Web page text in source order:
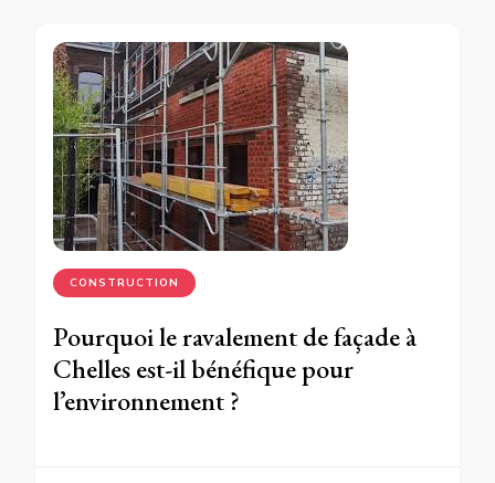
CONSTRUCTION
Pourquoi le ravalement de façade à
Chelles est-il bénéfique pour
l’environnement ?